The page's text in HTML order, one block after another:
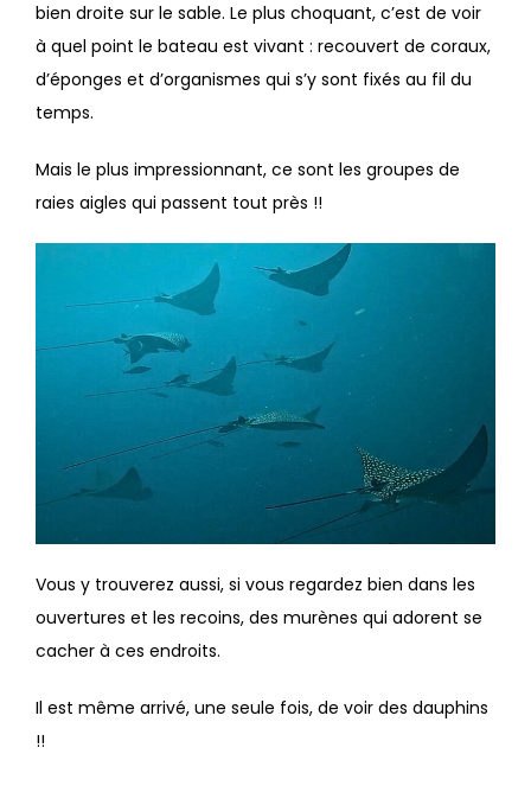
bien droite sur le sable. Le plus choquant, c’est de voir
à quel point le bateau est vivant : recouvert de coraux,
d’éponges et d’organismes qui s’y sont fixés au fil du
temps.
Mais le plus impressionnant, ce sont les groupes de
raies aigles qui passent tout près !!
Vous y trouverez aussi, si vous regardez bien dans les
ouvertures et les recoins, des murènes qui adorent se
cacher à ces endroits.
Il est même arrivé, une seule fois, de voir des dauphins
!!